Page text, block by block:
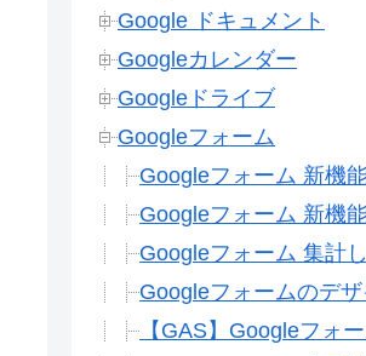
Google ドキュメント
Googleカレンダー
Googleドライブ
Googleフォーム
Googleフォーム 新機
Googleフォーム 新機
Googleフォーム 集計
Googleフォームのデ
【GAS】Googleフォ